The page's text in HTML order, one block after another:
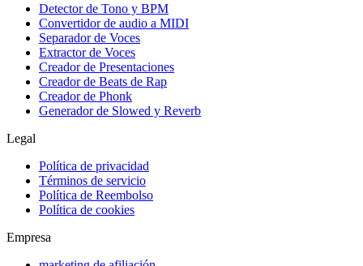
Detector de Tono y BPM
Convertidor de audio a MIDI
Separador de Voces
Extractor de Voces
Creador de Presentaciones
Creador de Beats de Rap
Creador de Phonk
Generador de Slowed y Reverb
Legal
Política de privacidad
Términos de servicio
Política de Reembolso
Política de cookies
Empresa